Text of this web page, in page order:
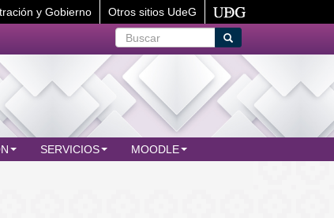
y Gobierno
Otros sitios UdeG
Buscar
Buscar
SERVICIOS MOODLE